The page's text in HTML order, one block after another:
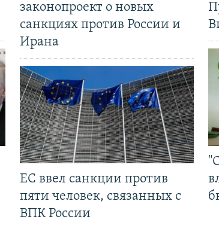
законопроект о новых
санкциях против России и
Ирана
ЕС ввел санкции против
пяти человек, связанных с
ВПК России